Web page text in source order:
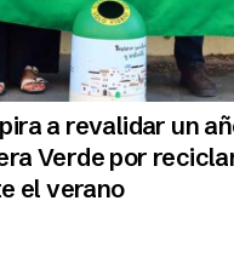
a revalidar un
Verde por
el verano